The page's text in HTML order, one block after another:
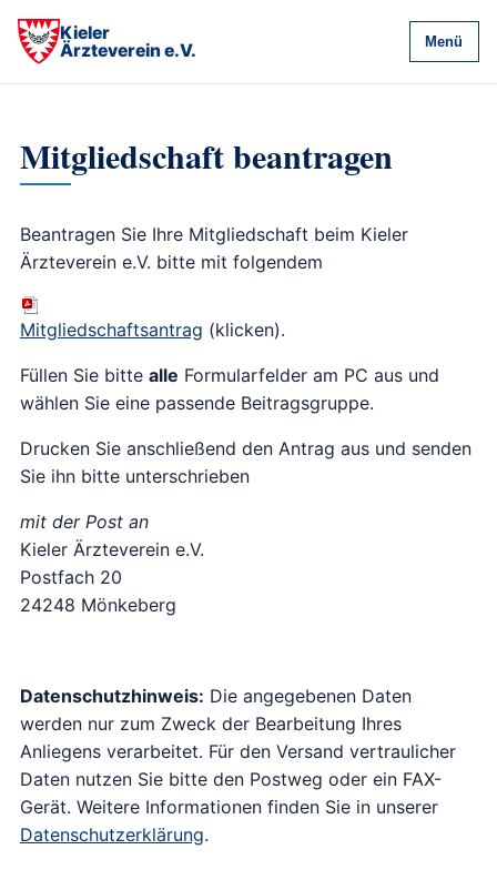
Kieler
Ärzteverein e.V.
Menü
Mitgliedschaft beantragen
Beantragen Sie Ihre Mitgliedschaft beim Kieler
Ärzteverein e.V. bitte mit folgendem
Mitgliedschaftsantrag (klicken).
Füllen Sie bitte alle Formularfelder am PC aus und
wählen Sie eine passende Beitragsgruppe.
Drucken Sie anschließend den Antrag aus und senden
Sie ihn bitte unterschrieben
mit der Post an
Kieler Ärzteverein e.V.
Postfach 20
24248 Mönkeberg
Datenschutzhinweis: Die angegebenen Daten
werden nur zum Zweck der Bearbeitung Ihres
Anliegens verarbeitet. Für den Versand vertraulicher
Daten nutzen Sie bitte den Postweg oder ein FAX-
Gerät. Weitere Informationen finden Sie in unserer
Datenschutzerklärung.